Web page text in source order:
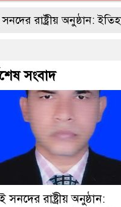
অনুষ্ঠান: ইতিহাসের
সংবাদ
সনদের রাষ্ট্রীয় অনুষ্ঠান: